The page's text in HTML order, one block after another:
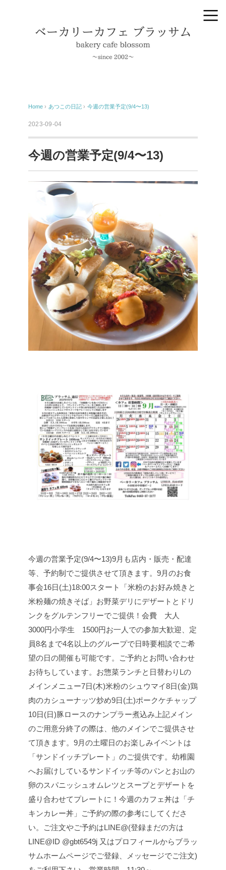
Home › あつこの日記 › 今週の営業予定(9/4〜13)
2023-09-04
今週の営業予定(9/4〜13)
今週の営業予定(9/4〜13)9月も店内・販売・配達
等、予約制でご提供させて頂きます。 9月のお食
事会16日(土)18:00スタート「米粉のお好み焼きと
米粉麺の焼きそば」お野菜デリにデザートとドリ
ンクをグルテンフリーでご提供！ 会費 大人
3000円小学生 1500円お一人での参加大歓迎、定
員8名まで4名以上のグループで日時要相談でご希
望の日の開催も可能です。ご予約とお問い合わせ
お待ちしています。 お惣菜ランチと日替わりLの
メインメニュー7日(木)米粉のシュウマイ8日(金)鶏
肉のカシューナッツ炒め9日(土)ポークケチャップ
10日(日)豚ロースのナンプラー煮込み 上記メイン
のご用意分終了の際は、他のメインでご提供させ
て頂きます。 9月の土曜日のお楽しみイベントは
「サンドイッチプレート」のご提供です。 幼稚園
へお届けしているサンドイッチ等のパンとお山の
卵のスパニッシュオムレツとスープとデザートを
盛り合わせてプレートに！ 今週のカフェ丼は「チ
キンカレー丼」
ご予約の際の参考にしてくださ
い。
ご注文やご予約はLINE@(登録まだの方は
LINE@ID @gbt6549j 又はプロフィールからブラッ
サムホームページでご登録、メッセージでご注文)